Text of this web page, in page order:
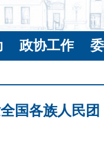
政协工作
国各族人民团